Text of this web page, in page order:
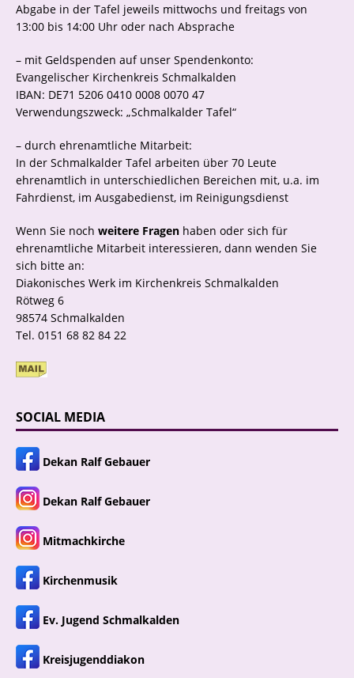
Abgabe in der Tafel jeweils mittwochs und freitags von
13:00 bis 14:00 Uhr oder nach Absprache
– mit Geldspenden auf unser Spendenkonto:
Evangelischer Kirchenkreis Schmalkalden
IBAN: DE71 5206 0410 0008 0070 47
Verwendungszweck: „Schmalkalder Tafel“
– durch ehrenamtliche Mitarbeit:
In der Schmalkalder Tafel arbeiten über 70 Leute
ehrenamtlich in unterschiedlichen Bereichen mit, u.a. im
Fahrdienst, im Ausgabedienst, im Reinigungsdienst
Wenn Sie noch weitere Fragen haben oder sich für
ehrenamtliche Mitarbeit interessieren, dann wenden Sie
sich bitte an:
Diakonisches Werk im Kirchenkreis Schmalkalden
Rötweg 6
98574 Schmalkalden
Tel. 0151 68 82 84 22
SOCIAL MEDIA
Dekan Ralf Gebauer
Dekan Ralf Gebauer
Mitmachkirche
Kirchenmusik
Ev. Jugend Schmalkalden
Kreisjugenddiakon